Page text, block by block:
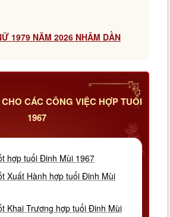
1979 NĂM 2026 NHÂM DẦN
CÁC CÔNG VIỆC HỢP TUỔI
1967
hợp tuổi Đinh Mùi 1967
Xuất Hành hợp tuổi Đinh Mùi
Khai Trương hợp tuổi Đinh Mùi